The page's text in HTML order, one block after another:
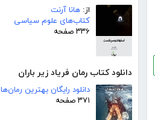
از: هانا آرنت
کتاب‌های علوم سیاسی
۳۳۶ صفحه
دانلود کتاب رمان فریاد زیر باران
دانلود رایگان بهترین رمان‌ها
۳۷۱ صفحه